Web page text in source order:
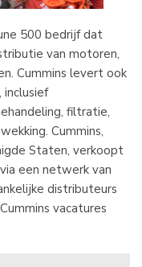
500 bedrijf dat
van motoren,
Cummins levert ook
filtratie,
Cummins,
Staten, verkoopt
een netwerk van
distributeurs
vacatures